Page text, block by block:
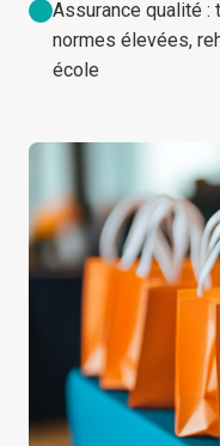
Assurance qualité
normes élevées,
école